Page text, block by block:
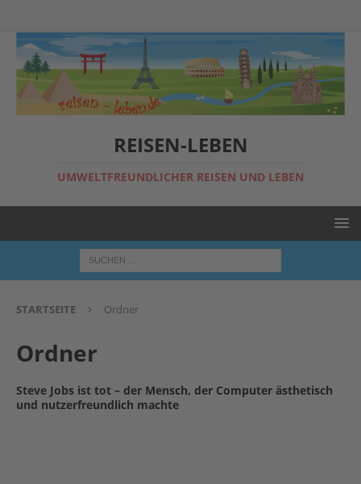
REISEN-LEBEN
UMWELTFREUNDLICHER REISEN UND LEBEN
STARTSEITE Ordner
Ordner
Steve Jobs ist tot – der Mensch, der Computer ästhetisch
und nutzerfreundlich machte